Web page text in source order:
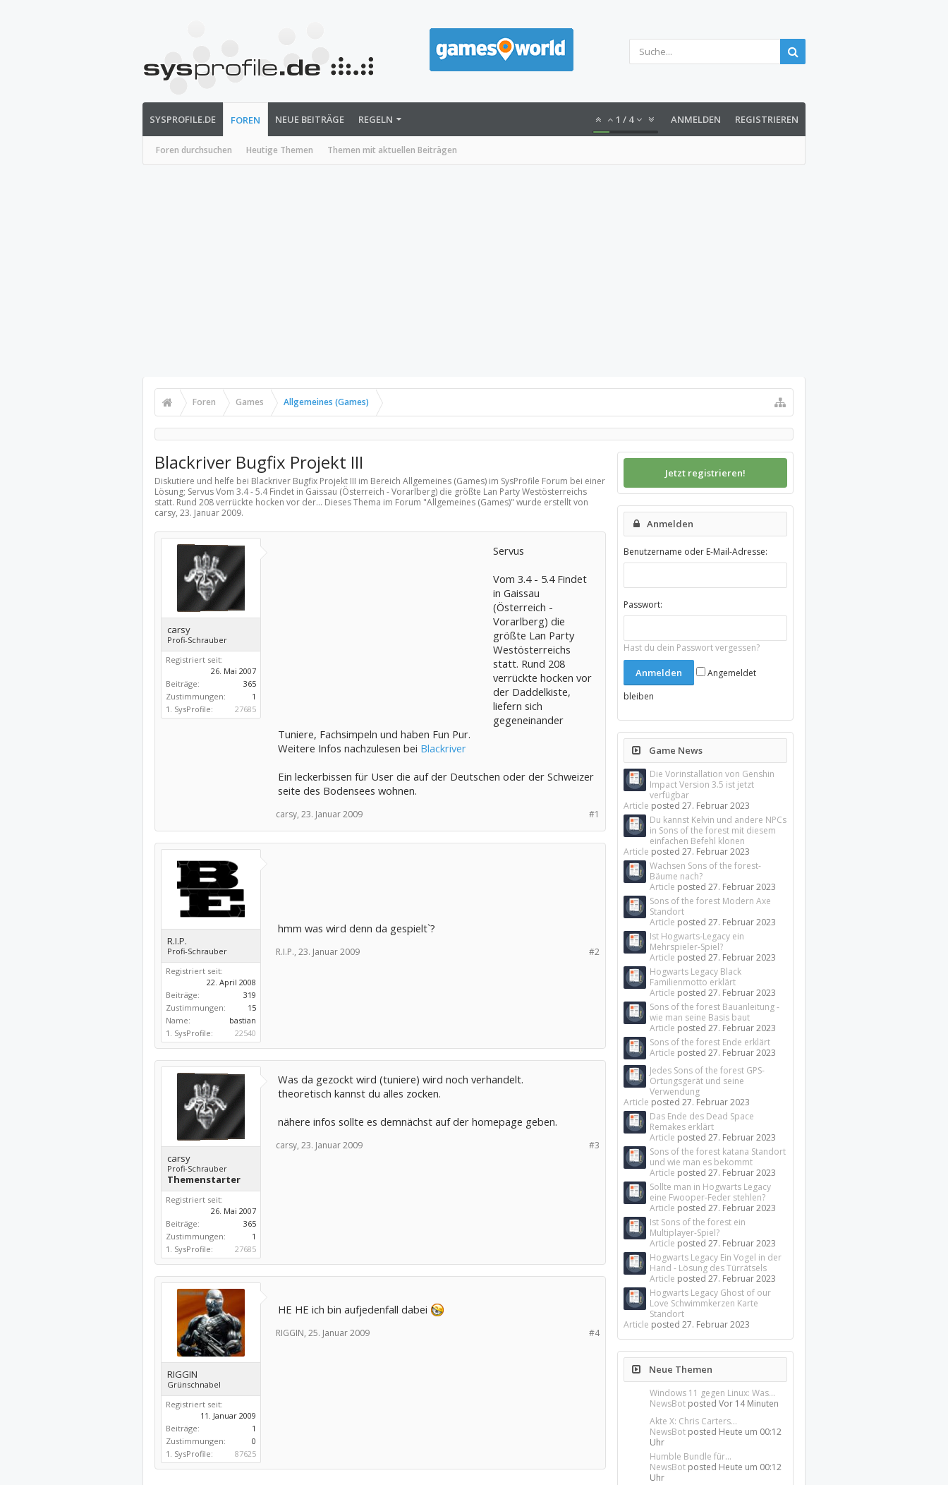
SYSPROFILE.DE FOREN
Foren durchsuchen Heutige Themen Themen mit aktuellen Beiträgen
NEUE BEITRÄGE REGELN 1 / 4 ANMELDEN REGISTRIEREN
Foren Games Allgemeines (Games)
Blackriver Bugfix Projekt III
Diskutiere und helfe bei Blackriver Bugfix Projekt III im Bereich Allgemeines (Games)im SysProfile Forum bei einer
Lösung; Servus Vom 3.4 - 5.4 Findet in Gaissau (Österreich - Vorarlberg) die größte Lan Party Westösterreichs
statt. Rund 208 verrückte hocken vor der... Dieses Thema im Forum "Allgemeines (Games)" wurde erstellt von
carsy, 23. Januar 2009.
carsy
Profi-Schrauber
Registriert seit:
26. Mai 2007
Beiträge:
365
Zustimmungen:
1
1. SysProfile:
27685
Servus
Vom 3.4 - 5.4 Findet
in Gaissau
(Österreich -
Vorarlberg) die
größte Lan Party
Westösterreichs
statt. Rund 208
verrückte hocken vor
der Daddelkiste,
liefern sich
gegeneinander
Tuniere, Fachsimpeln und haben Fun Pur.
Weitere Infos nachzulesen bei Blackriver
Ein leckerbissen für User die auf der Deutschen oder der Schweizer
seite des Bodensees wohnen.
#1
carsy, 23. Januar 2009
R.I.P.
Profi-Schrauber
Registriert seit:
22. April 2008
Beiträge:
319
Zustimmungen:
15
Name:
bastian
1. SysProfile:
22540
hmm was wird denn da gespielt`?
#2
R.I.P., 23. Januar 2009
carsy
Profi-Schrauber
Themenstarter
Registriert seit:
26. Mai 2007
Beiträge:
365
Zustimmungen:
1
1. SysProfile:
27685
Was da gezockt wird (tuniere) wird noch verhandelt.
theoretisch kannst du alles zocken.
nähere infos sollte es demnächst auf der homepage geben.
#3
carsy, 23. Januar 2009
RIGGIN
Grünschnabel
Registriert seit:
11. Januar 2009
Beiträge:
1
Zustimmungen:
0
1. SysProfile:
87625
HE HE ich bin aufjedenfall dabei
#4
RIGGIN, 25. Januar 2009
Jetzt registrieren!
Anmelden
Benutzername oder E-Mail-Adresse:
Passwort:
Hast du dein Passwort vergessen?
Angemeldet
bleiben
Game News
Die Vorinstallation von Genshin
Impact Version 3.5 ist jetzt
verfügbar
Article posted27. Februar 2023
Du kannst Kelvin und andere NPCs
in Sons of the forest mit diesem
einfachen Befehl klonen
Article posted27. Februar 2023
Wachsen Sons of the forest-
Bäume nach?
Article posted27. Februar 2023
Sons of the forest Modern Axe
Standort
Article posted27. Februar 2023
Ist Hogwarts-Legacy ein
Mehrspieler-Spiel?
Article posted27. Februar 2023
Hogwarts Legacy Black
Familienmotto erklärt
Article posted27. Februar 2023
Sons of the forest Bauanleitung -
wie man seine Basis baut
Article posted27. Februar 2023
Sons of the forest Ende erklärt
Article posted27. Februar 2023
Jedes Sons of the forest GPS-
Ortungsgerät und seine
Verwendung
Article posted27. Februar 2023
Das Ende des Dead Space
Remakes erklärt
Article posted27. Februar 2023
Sons of the forest katana Standort
und wie man es bekommt
Article posted27. Februar 2023
Sollte man in Hogwarts Legacy
eine Fwooper-Feder stehlen?
Article posted27. Februar 2023
Ist Sons of the forest ein
Multiplayer-Spiel?
Article posted27. Februar 2023
Hogwarts Legacy Ein Vogel in der
Hand - Lösung des Türrätsels
Article posted27. Februar 2023
Hogwarts Legacy Ghost of our
Love Schwimmkerzen Karte
Standort
Article posted27. Februar 2023
Neue Themen
Windows 11 gegen Linux: Was...
NewsBot postedVor 14 Minuten
Akte X: Chris Carters...
NewsBot posted Heute um 00:12
Uhr
Humble Bundle für...
NewsBot posted Heute um 00:12
Uhr